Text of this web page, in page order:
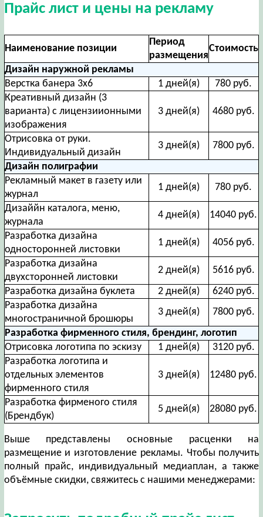
Прайс лист и цены на рекламу
Наименование позиции
Период
размещения
Стоимость
Дизайн наружной рекламы
Верстка банера 3х6
1 дней(я)
780 руб.
Креативный дизайн (3
варианта) с лицензиионными
изображения
3 дней(я) 4680 руб.
Отрисовка от руки.
Индивидуальный дизайн
3 дней(я)
7800 руб.
Дизайн полиграфии
Рекламный макет в газету или
журнал
1 дней(я)
780 руб.
Дизаййн каталога, меню,
журнала
4 дней(я)
14040 руб.
Разработка дизайна
односторонней листовки
1 дней(я)
4056 руб.
Разработка дизайна
двухсторонней листовки
2 дней(я)
5616 руб.
Разработка дизайна буклета
2 дней(я)
6240 руб.
Разработка дизайна
многостраничной брошюры
3 дней(я)
7800 руб.
Разработка фирменного стиля, брендинг, логотип
Отрисовка логотипа по эскизу
1 дней(я)
3120 руб.
Разработка логотипа и
отдельных элементов
фирменного стиля
3 дней(я) 12480 руб.
Разработка фирменого стиля
(Брендбук)
5 дней(я) 28080 руб.
Выше представлены основные расценки на
размещение и изготовление рекламы. Чтобы получить
полный прайс, индивидуальный медиаплан, а также
объёмные скидки, свяжитесь с нашими менеджерами: